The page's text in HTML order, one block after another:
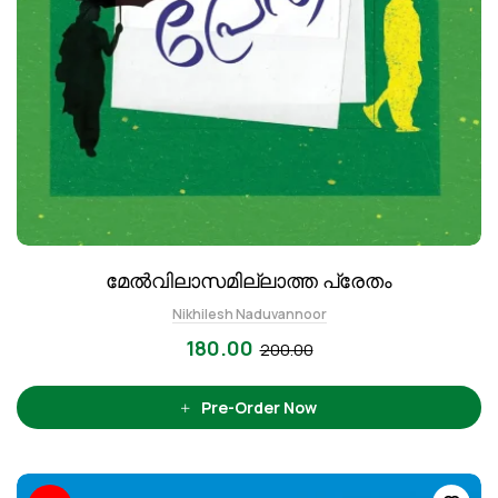
മേല്‍വിലാസമില്ലാത്ത പ്രേതം
Nikhilesh Naduvannoor
200.00
180.00
Pre-Order Now